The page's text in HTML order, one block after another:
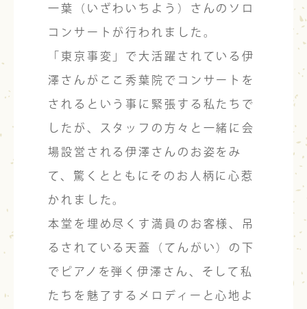
一葉（いざわいちよう）さんのソロ
コンサートが行われました。
「東京事変」で大活躍されている伊
澤さんがここ秀葉院でコンサートを
されるという事に緊張する私たちで
したが、スタッフの方々と一緒に会
場設営される伊澤さんのお姿をみ
て、驚くとともにそのお人柄に心惹
かれました。
本堂を埋め尽くす満員のお客様、吊
るされている天蓋（てんがい）の下
でピアノを弾く伊澤さん、そして私
たちを魅了するメロディーと心地よ